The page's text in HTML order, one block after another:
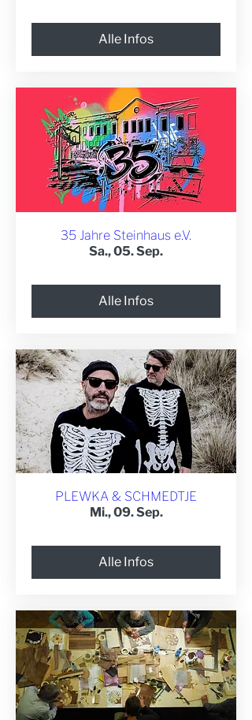
Alle Infos
35 Jahre Steinhaus e.V.
Sa., 05. Sep.
Alle Infos
PLEWKA & SCHMEDTJE
Mi., 09. Sep.
Alle Infos